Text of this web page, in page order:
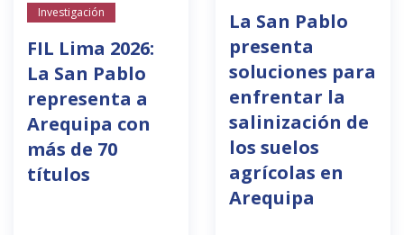
Investigación
FIL Lima 2026:
La San Pablo
representa a
Arequipa con
más de 70
títulos
La San Pablo
presenta
soluciones para
enfrentar la
salinización de
los suelos
agrícolas en
Arequipa